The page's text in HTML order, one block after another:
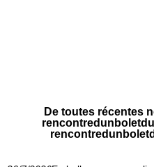
De toutes récentes